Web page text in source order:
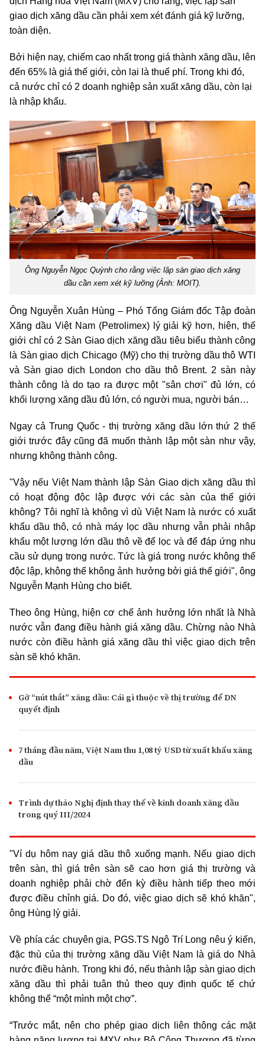
giao dịch xăng dầu cần phải xem xét đánh giá kỹ lưỡng,
toàn diện.
Bởi hiện nay, chiếm cao nhất trong giá thành xăng dầu, lên
đến 65% là giá thế giới, còn lại là thuế phí. Trong khi đó,
cả nước chỉ có 2 doanh nghiệp sản xuất xăng dầu, còn lại
là nhập khẩu.
Ông Nguyễn Ngọc Quỳnh cho rằng việc lập sàn giao dịch xăng
dầu cần xem xét kỹ lưỡng (Ảnh: MOIT).
Ông Nguyễn Xuân Hùng – Phó Tổng Giám đốc Tập đoàn
Xăng dầu Việt Nam (Petrolimex) lý giải kỹ hơn, hiện, thế
giới chỉ có 2 Sàn Giao dịch xăng dầu tiêu biểu thành công
là Sàn giao dịch Chicago (Mỹ) cho thị trường dầu thô WTI
và Sàn giao dịch London cho dầu thô Brent. 2 sàn này
thành công là do tạo ra được một "sân chơi" đủ lớn, có
khối lượng xăng dầu đủ lớn, có người mua, người bán…
Ngay cả Trung Quốc - thị trường xăng dầu lớn thứ 2 thế
giới trước đây cũng đã muốn thành lập một sàn như vậy,
nhưng không thành công.
"Vậy nếu Việt Nam thành lập Sàn Giao dịch xăng dầu thì
có hoạt động độc lập được với các sàn của thế giới
không? Tôi nghĩ là không vì dù Việt Nam là nước có xuất
khẩu dầu thô, có nhà máy lọc dầu nhưng vẫn phải nhập
khẩu một lượng lớn dầu thô về để lọc và để đáp ứng nhu
cầu sử dụng trong nước. Tức là giá trong nước không thể
độc lập, không thể không ảnh hưởng bởi giá thế giới", ông
Nguyễn Mạnh Hùng cho biết.
Theo ông Hùng, hiện cơ chế ảnh hưởng lớn nhất là Nhà
nước vẫn đang điều hành giá xăng dầu. Chừng nào Nhà
nước còn điều hành giá xăng dầu thì việc giao dịch trên
sàn sẽ khó khăn.
Gỡ “nút thắt” xăng dầu: Cái gì thuộc về thị trường để DN
quyết định
7 tháng đầu năm, Việt Nam thu 1,08 tỷ USD từ xuất khẩu xăng
dầu
Trình dự thảo Nghị định thay thế về kinh doanh xăng dầu
trong quý III/2024
"Ví dụ hôm nay giá dầu thô xuống mạnh. Nếu giao dịch
trên sàn, thì giá trên sàn sẽ cao hơn giá thị trường và
doanh nghiệp phải chờ đến kỳ điều hành tiếp theo mới
được điều chỉnh giá. Do đó, việc giao dịch sẽ khó khăn",
ông Hùng lý giải.
Về phía các chuyên gia, PGS.TS Ngô Trí Long nêu ý kiến,
đặc thù của thị trường xăng dầu Việt Nam là giá do Nhà
nước điều hành. Trong khi đó, nếu thành lập sàn giao dịch
xăng dầu thì phải tuân thủ theo quy định quốc tế chứ
không thể “một mình một chợ”.
“Trước mắt, nên cho phép giao dịch liên thông các mặt